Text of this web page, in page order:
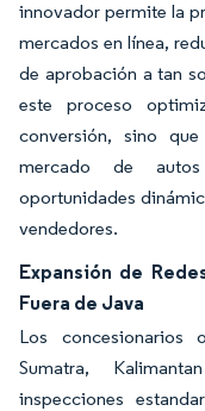
innovador permite la
mercados en línea,
de aprobación a tan
este proceso
conversión, sino
mercado de
oportunidades
vendedores.
Expansión de
Fuera de Java
Los concesionarios
Sumatra,
inspecciones